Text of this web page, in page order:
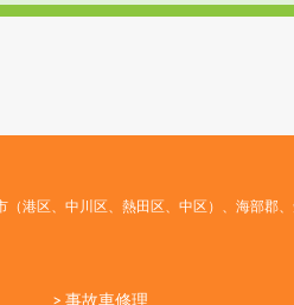
（港区、中川区、熱田区、中区）、海部郡
> 事故車修理